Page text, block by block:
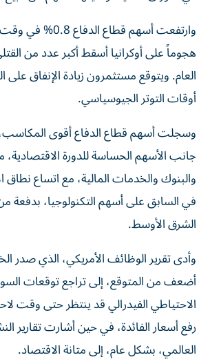
وارتفعت أسهم قطاع
هجوماً على أوكرانيا أسقط أكبر عدد من
العام. ويتوقع مستثمرون زيادة الإنفاق على
أوقات التوتر الجيوسياسي.
وسجلت أسهم قطاع الدفاع أقوى المكاسب،
جانب الأسهم الحساسة للدورة
والبنوك والخدمات المالية، مع اتساع نطاق
في السابق على أسهم ‌التكنولوجيا، بدفعة
الشرق الأوسط.
وأدى ‌تقرير الوظائف الأمريكي، الذي صدر
أضعف من المتوقع، إلى تراجع توقعات
الاحتياطي الفيدرالي قد ‌ينتظر حتى وقت
رفع أسعار الفائدة، في حين ‌أشارت تقارير
العالمي، بشكل عام، إلى متانة الاقتصاد.